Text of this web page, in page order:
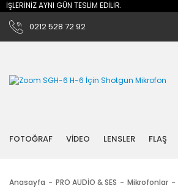
AYNI GÜN TESLİM EDİLİR.
0212 528 72 92
FOTOĞRAF VİDEO LENSLER FLAŞ
Anasayfa PRO AUDİO & SES Mikrofonlar